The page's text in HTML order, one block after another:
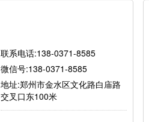
联系电话:138-0371-8585
微信号:138-0371-8585
地址:郑州市金水区文化路白庙路
交叉口东100米